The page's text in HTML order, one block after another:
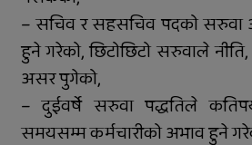
– सचिव र सहसचिव पदको सरुवा
हुने गरेको, छिटोछिटो सरुवाले नीति,
असर पुगेको,
– दुईवर्षे सरुवा पद्धतिले
समयसम्म कर्मचारीको अभाव हुने